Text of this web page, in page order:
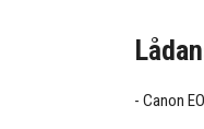
Canon